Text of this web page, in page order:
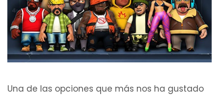
Una de las opciones que más nos ha gustado